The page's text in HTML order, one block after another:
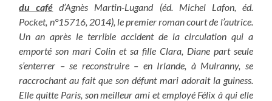
du café d’Agnès Martin-Lugand (éd. Michel Lafon, éd.
Pocket, n°15716, 2014), le premier roman court de l’autrice.
Un an après le terrible accident de la circulation qui a
emporté son mari Colin et sa fille Clara, Diane part seule
s’enterrer – se reconstruire – en Irlande, à Mulranny, se
raccrochant au fait que son défunt mari adorait la guiness.
Elle quitte Paris, son meilleur ami et employé Félix à qui elle